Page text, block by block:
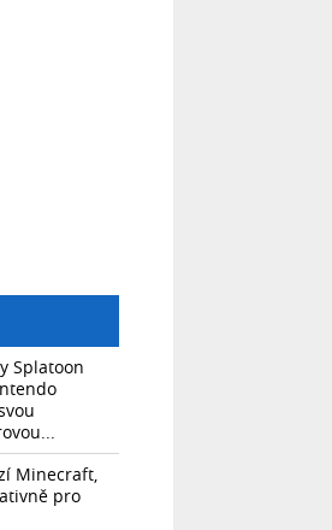
Splatoon
Minecraft,
pro